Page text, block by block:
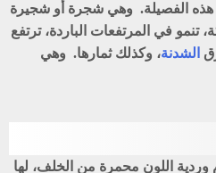
هذه الفصيلة. وهي شجرة أو شجيرة
تنمو في المرتفعات الباردة، ترتفع
الشدنة، وكذلك ثمارها. وهي
وردية اللون محمرة من الخلف، لها